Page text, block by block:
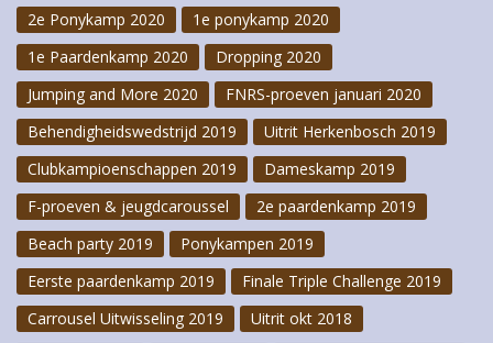
2e Ponykamp 2020
1e ponykamp 2020
1e Paardenkamp 2020
Dropping 2020
Jumping and More 2020
FNRS-proeven januari 2020
Behendigheidswedstrijd 2019
Uitrit Herkenbosch 2019
Clubkampioenschappen 2019
Dameskamp 2019
F-proeven & jeugdcaroussel
2e paardenkamp 2019
Beach party 2019
Ponykampen 2019
Eerste paardenkamp 2019
Finale Triple Challenge 2019
Carrousel Uitwisseling 2019
Uitrit okt 2018